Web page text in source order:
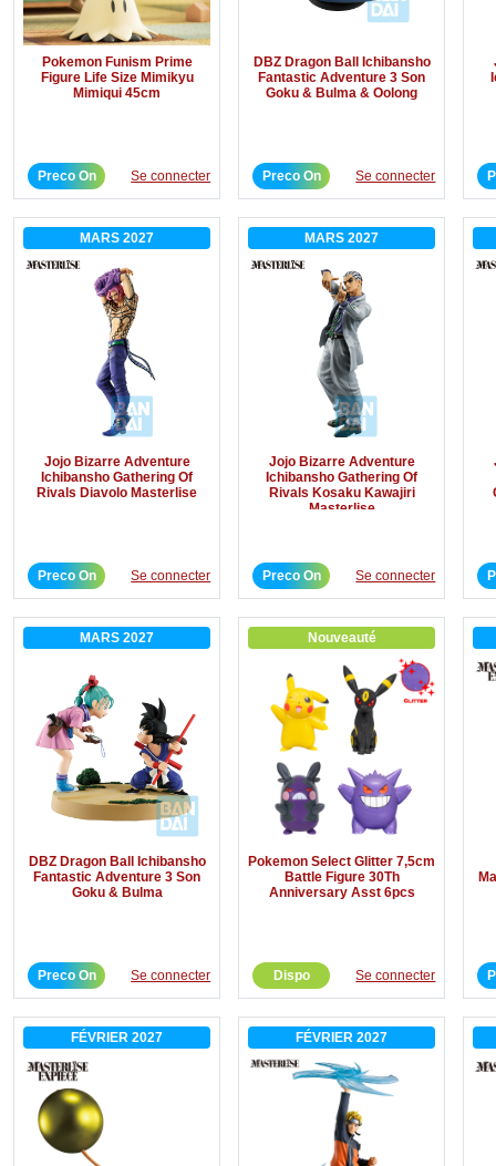
Pokemon Funism Prime
Figure Life Size Mimikyu
Mimiqui 45cm
Preco On Se connecter
DBZ Dragon Ball Ichibansho
Fantastic Adventure 3 Son
Goku & Bulma & Oolong
Preco On Se connecter
MARS 2027
Jojo Bizarre Adventure
Ichibansho Gathering Of
Rivals Diavolo Masterlise
Preco On Se connecter
MARS 2027
Jojo Bizarre Adventure
Ichibansho Gathering Of
Rivals Kosaku Kawajiri
Masterlise
Preco On Se connecter
MARS 2027
DBZ Dragon Ball Ichibansho
Fantastic Adventure 3 Son
Goku & Bulma
Preco On Se connecter
Nouveauté
Pokemon Select Glitter 7,5cm
Battle Figure 30Th
Anniversary Asst 6pcs
Dispo Se connecter
FÉVRIER 2027 FÉVRIER 2027